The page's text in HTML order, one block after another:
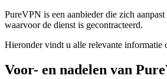
PureVPN is een aanbieder die zich aanpast
waarvoor de dienst is gecontracteerd.
Hieronder vindt u alle relevante
Voor- en nadelen van